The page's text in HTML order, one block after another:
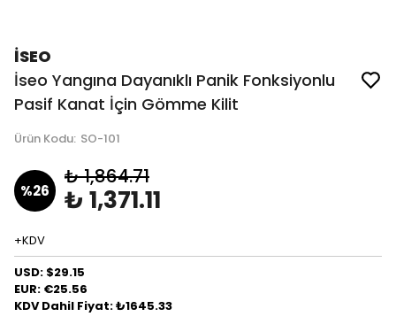
İSEO
İseo Yangına Dayanıklı Panik Fonksiyonlu
Pasif Kanat İçin Gömme Kilit
Ürün Kodu: SO-101
%26
₺ 1,864.71
₺ 1,371.11
+KDV
USD: $29.15
EUR: €25.56
KDV Dahil Fiyat: ₺1645.33